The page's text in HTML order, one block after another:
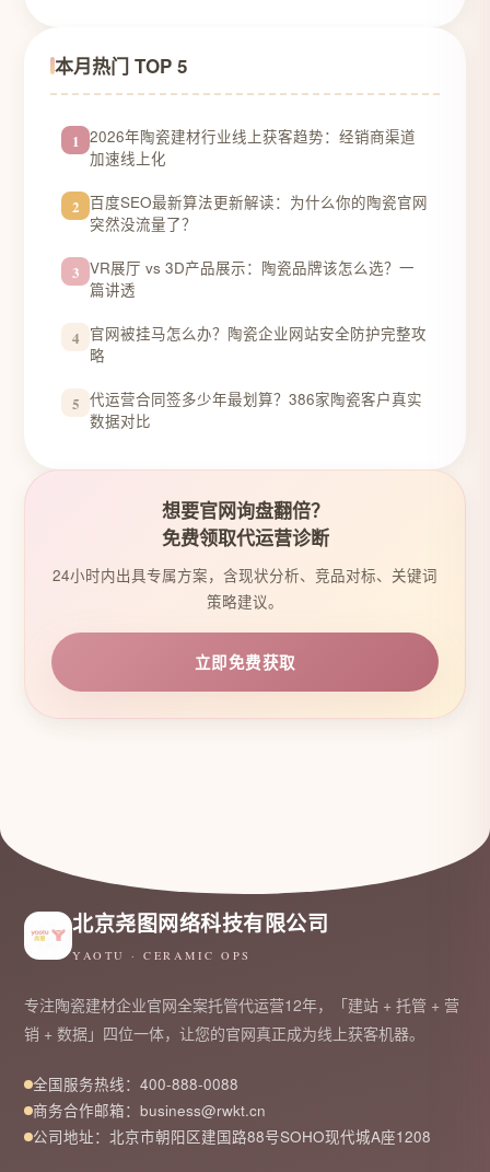
本月热门 TOP 5
1 2026年陶瓷建材行业线上获客趋势：经销商渠道
加速线上化
2 百度SEO最新算法更新解读：为什么你的陶瓷官网
突然没流量了？
3 VR展厅 vs 3D产品展示：陶瓷品牌该怎么选？一
篇讲透
4 官网被挂马怎么办？陶瓷企业网站安全防护完整攻
略
5 代运营合同签多少年最划算？386家陶瓷客户真实
数据对比
想要官网询盘翻倍？
免费领取代运营诊断
24小时内出具专属方案，含现状分析、竞品对标、关键词
策略建议。
立即免费获取
北京尧图网络科技有限公司
YAOTU · CERAMIC OPS
专注陶瓷建材企业官网全案托管代运营12年，「建站 + 托管 + 营
销 + 数据」四位一体，让您的官网真正成为线上获客机器。
全国服务热线：400-888-0088
商务合作邮箱：business@rwkt.cn
公司地址：北京市朝阳区建国路88号SOHO现代城A座1208